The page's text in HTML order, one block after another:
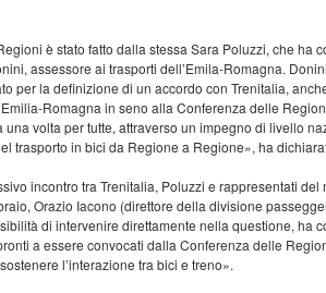
è stato fatto dalla stessa Sara Poluzzi, che ha
assessore ai trasporti dell’Emila-Romagna.
per la definizione di un accordo con Trenitalia,
Romagna in seno alla Conferenza delle
una volta per tutte, attraverso un impegno di livello
trasporto in bici da Regione a Regione», ha
incontro tra Trenitalia, Poluzzi e rappresentati
Orazio Iacono (direttore della divisione
di intervenire direttamente nella questione, ha
a essere convocati dalla Conferenza delle
l’interazione tra bici e treno».